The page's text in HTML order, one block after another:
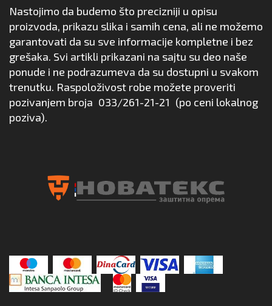
Nastojimo da budemo što precizniji u opisu
proizvoda, prikazu slika i samih cena, ali ne možemo
garantovati da su sve informacije kompletne i bez
grešaka. Svi artikli prikazani na sajtu su deo naše
ponude i ne podrazumeva da su dostupni u svakom
trenutku. Raspoloživost robe možete proveriti
pozivanjem broja 033/261-21-21 (po ceni lokalnog
poziva).